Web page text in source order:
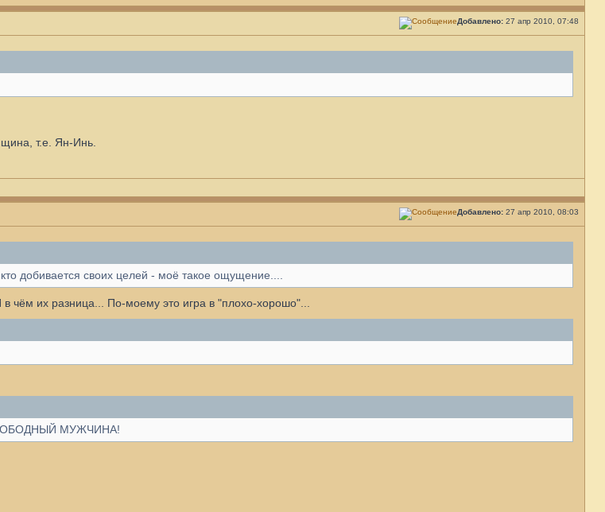
Добавлено: 27 апр 2010, 07:48
т.е. Ян-Инь.
Добавлено: 27 апр 2010, 08:03
добивается своих целей - моё такое ощущение....
чём их разница... По-моему это игра в "плохо-хорошо"...
МУЖЧИНА!